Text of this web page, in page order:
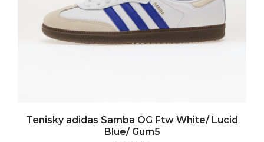
Tenisky adidas Samba OG Ftw White/ Lucid
Blue/ Gum5